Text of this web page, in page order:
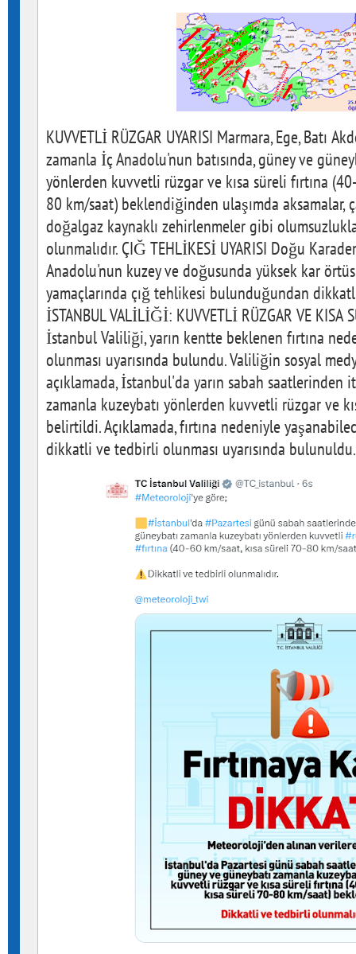
KUVVETLİ RÜZGAR UYARISI Marmara, Ege, Batı
zamanla İç Anadolu'nun batısında, güney ve
yönlerden kuvvetli rüzgar ve kısa süreli fırtına
80 km/saat) beklendiğinden ulaşımda aksamalar,
doğalgaz kaynaklı zehirlenmeler gibi
olunmalıdır. ÇIĞ TEHLİKESİ UYARISI Doğu
Anadolu'nun kuzey ve doğusunda yüksek kar
yamaçlarında çığ tehlikesi bulunduğundan
İSTANBUL VALİLİĞİ: KUVVETLİ RÜZGAR VE KISA
İstanbul Valiliği, yarın kentte beklenen fırtına
olunması uyarısında bulundu. Valiliğin sosyal
açıklamada, İstanbul'da yarın sabah saatlerinden
zamanla kuzeybatı yönlerden kuvvetli rüzgar ve
belirtildi. Açıklamada, fırtına nedeniyle
dikkatli ve tedbirli olunması uyarısında bulunuldu.